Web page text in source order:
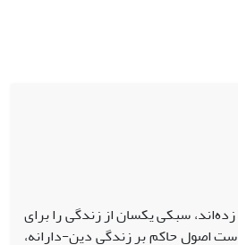
سبکی یکسان از زندگی را برای
اصول حاکم بر زندگی دین-دارانه،